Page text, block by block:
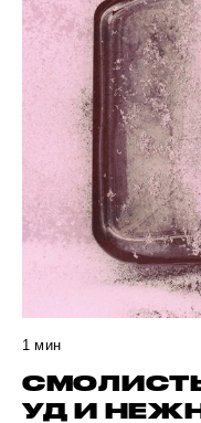
1 мин
УД И